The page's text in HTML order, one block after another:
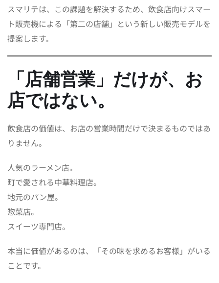
スマリテは、この課題を解決するため、飲食店向けスマー
ト販売機による「第二の店舗」という新しい販売モデルを
提案します。
「店舗営業」だけが、お
店ではない。
飲食店の価値は、お店の営業時間だけで決まるものではあ
りません。
人気のラーメン店。
町で愛される中華料理店。
地元のパン屋。
惣菜店。
スイーツ専門店。
本当に価値があるのは、「その味を求めるお客様」がいる
ことです。